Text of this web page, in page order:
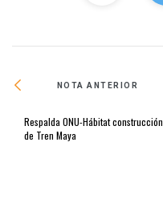
NOTA ANTERIOR
Respalda ONU-Hábitat construcción
de Tren Maya